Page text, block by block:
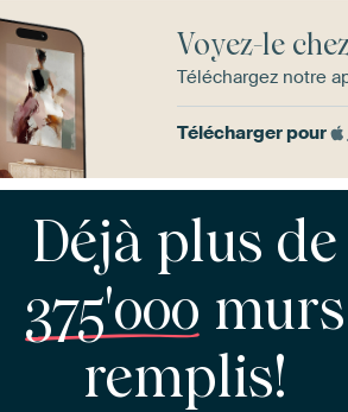
Voyez-le
Téléchargez notre
Télécharger pour
Déjà plus de
375'000 murs
remplis!